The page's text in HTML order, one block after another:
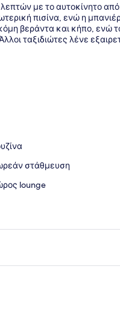
με το αυτοκίνητο
πισίνα, ενώ η
βεράντα και κήπο, ενώ
ταξιδιώτες λένε
στάθμευση
lounge